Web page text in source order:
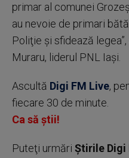
primar al comunei
au nevoie de primari
Poliţie şi sfidează
Muraru, liderul PNL Iaşi.
Ascultă Digi FM Live,
fiecare 30 de minute.
Ca să știi!
Puteţi urmări Știrile Digi